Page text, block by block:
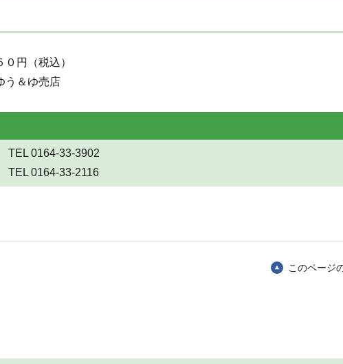
円（税込）
う＆ゆ売店
0164-33-3902
0164-33-2116
このページ